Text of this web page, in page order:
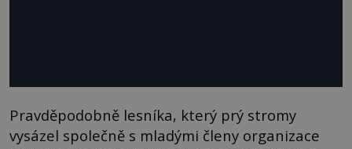
Pravděpodobně lesníka, který prý stromy
vysázel společně s mladými členy organizace